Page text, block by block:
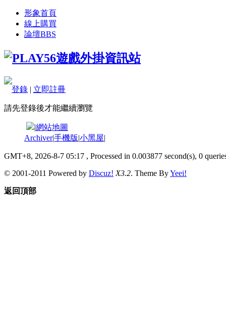
形象首頁
線上購買
論壇BBS
登錄 | 立即註冊
請先登錄後才能繼續瀏覽
|網站地圖
Archiver|手機版|小黑屋|
GMT+8, 2026-8-7 05:17 , Processed in 0.003877 second(s), 0
© 2001-2011 Powered by Discuz! X3.2. Theme ByYeei!
返回頂部